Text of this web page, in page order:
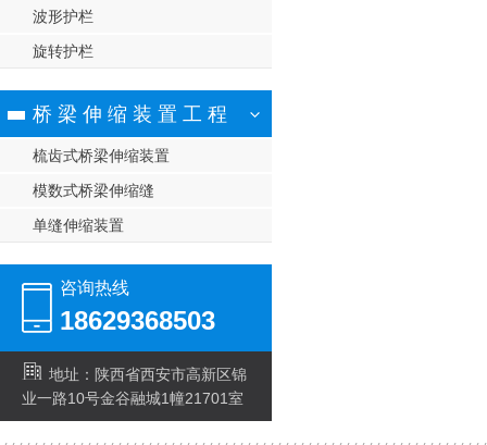
波形护栏
旋转护栏
桥 梁 伸 缩 装 置 工 程
梳齿式桥梁伸缩装置
模数式桥梁伸缩缝
单缝伸缩装置
咨询热线
18629368503
地址：陕西省西安市高新区锦
业一路10号金谷融城1幢21701室